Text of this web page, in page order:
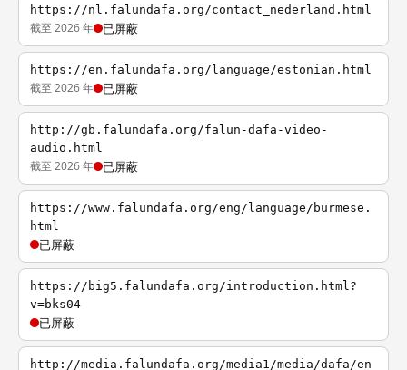
https://nl.falundafa.org/contact_nederland.html
截至 2026 年 已屏蔽
https://en.falundafa.org/language/estonian.html
截至 2026 年 已屏蔽
http://gb.falundafa.org/falun-dafa-video-
audio.html
截至 2026 年 已屏蔽
https://www.falundafa.org/eng/language/burmese.
html
已屏蔽
https://big5.falundafa.org/introduction.html?
v=bks04
已屏蔽
http://media.falundafa.org/media1/media/dafa/en